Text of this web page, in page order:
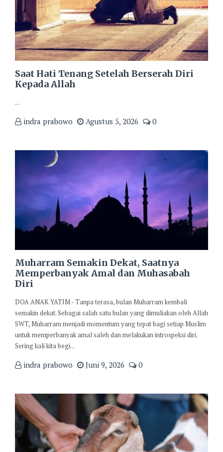
Saat Hati Tenang Setelah Berserah Diri
Kepada Allah
...
indra prabowo Agustus 5, 2026 0
Muharram Semakin Dekat, Saatnya
Memperbanyak Amal dan Muhasabah
Diri
DOA ANAK YATIM - Tanpa terasa, bulan Muharram kembali
semakin dekat. Sebagai salah satu bulan yang dimuliakan oleh Allah
SWT, Muharram menjadi momentum yang tepat bagi setiap Muslim
untuk memperbanyak amal saleh dan melakukan introspeksi diri.
Sering kali kita begi...
indra prabowo Juni 9, 2026 0